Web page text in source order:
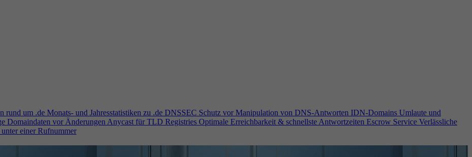
rund um .de Monats- und Jahresstatistiken zu .de DNSSEC Schutz vor Manipulation von DNS-Antworten IDN-Domains Umlaute und
Domaindaten vor ÄnderungenAnycast für TLD Registries Optimale Erreichbarkeit & schnellste Antwortzeiten Escrow Service Verlässliche
einer Rufnummer